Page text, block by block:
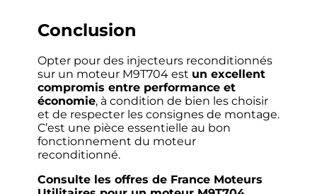
Conclusion
Opter pour des injecteurs reconditionnés
sur un moteur M9T704 est un excellent
compromis entre performance et
économie, à condition de bien les choisir
et de respecter les consignes de montage.
C’est une pièce essentielle au bon
fonctionnement du moteur
reconditionné.
Consulte les offres de France Moteurs